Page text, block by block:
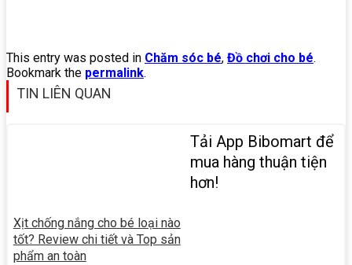
This entry was posted in Chăm sóc bé, Đồ chơi cho bé.
Bookmark the permalink.
TIN LIÊN QUAN
Xịt chống nắng cho bé loại nào
tốt? Review chi tiết và Top sản
phẩm an toàn
Tải App Bibomart để
mua hàng thuận tiện
hơn!